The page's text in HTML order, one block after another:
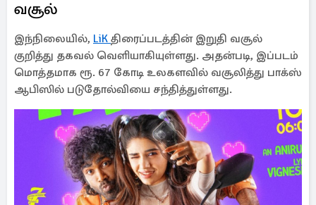
வசூல்
இந்நிலையில், LiK திரைப்படத்தின் இறுதி வசூல்
குறித்து தகவல் வெளியாகியுள்ளது. அதன்படி, இப்படம்
மொத்தமாக ரூ. 67 கோடி உலகளவில் வசூலித்து பாக்ஸ்
ஆபிஸில் படுதோல்வியை சந்தித்துள்ளது.